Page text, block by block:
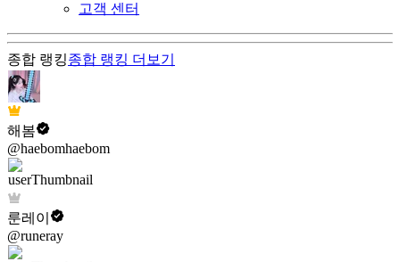
고객 센터
종합 랭킹종합 랭킹 더보기
해봄
@haebomhaebom
룬레이
@runeray